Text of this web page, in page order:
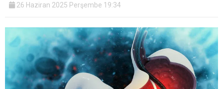
26 Haziran 2025 Perşembe 19:34